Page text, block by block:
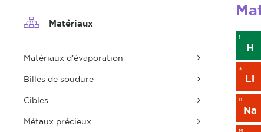
Matériaux
Matériaux d'évaporation
Billes de soudure
Cibles
Métaux précieux
1
H
3
Li
11
Na
19